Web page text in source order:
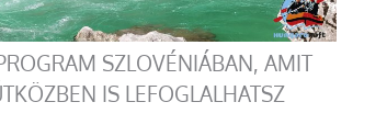
SZLOVÉNIÁBAN, AMIT
IS LEFOGLALHATSZ